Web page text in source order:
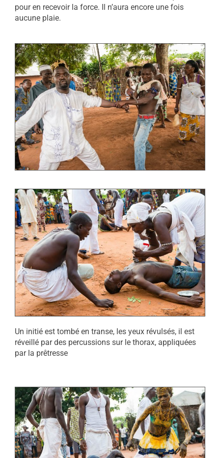
pour en recevoir la force. Il n’aura encore une fois
aucune plaie.
Un initié est tombé en transe, les yeux révulsés, il est
réveillé par des percussions sur le thorax, appliquées
par la prêtresse